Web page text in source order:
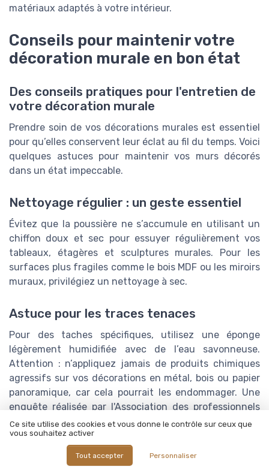
matériaux adaptés à votre intérieur.
Conseils pour maintenir votre
décoration murale en bon état
Des conseils pratiques pour l'entretien de
votre décoration murale
Prendre soin de vos décorations murales est essentiel
pour qu’elles conservent leur éclat au fil du temps. Voici
quelques astuces pour maintenir vos murs décorés
dans un état impeccable.
Nettoyage régulier : un geste essentiel
Évitez que la poussière ne s’accumule en utilisant un
chiffon doux et sec pour essuyer régulièrement vos
tableaux, étagères et sculptures murales. Pour les
surfaces plus fragiles comme le bois MDF ou les miroirs
muraux, privilégiez un nettoyage à sec.
Astuce pour les traces tenaces
Pour des taches spécifiques, utilisez une éponge
légèrement humidifiée avec de l’eau savonneuse.
Attention : n’appliquez jamais de produits chimiques
agressifs sur vos décorations en métal, bois ou papier
panoramique, car cela pourrait les endommager. Une
enquête réalisée par l'Association des professionnels
de la décoration en France indique que 68 % des
dégâts sont dus à un entretien inapproprié (source :
Ce site utilise des cookies et vous donne le contrôle sur ceux que
vous souhaitez activer
Tout accepter Personnaliser